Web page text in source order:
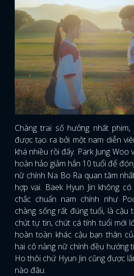
Chàng trai số hưởng nhất phim,
được tạo ra bởi một nam diễn
khá nhiều rồi đấy. Park Jung Woo
hoàn hảo giảm hẳn 10 tuổi để
nữ chính Na Bo Ra quan tâm
hợp vai. Baek Hyun Jin không
chắc chuẩn nam chính như
chàng sống rất đúng tuổi, là cậu
chút tự tin, chút cá tính tuổi mới
hoàn toàn khác cậu bạn thân
hai cô nàng nữ chính đều hướng
Ho thôi chứ Hyun Jin cũng được
nào đâu.